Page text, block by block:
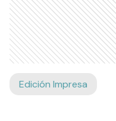
Edición Impresa